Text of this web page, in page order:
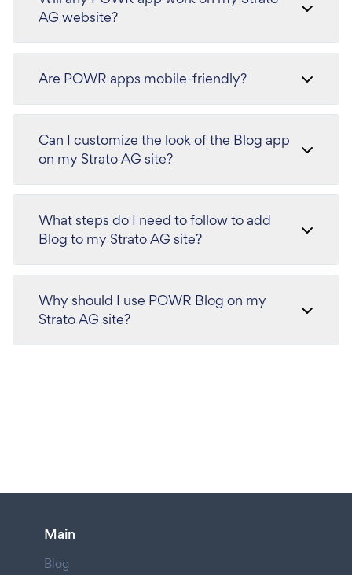
AG website?
Are POWR apps mobile-friendly?
Can I customize the look of the Blog app
on my Strato AG site?
What steps do I need to follow to add
Blog to my Strato AG site?
Why should I use POWR Blog on my
Strato AG site?
Main
Blog